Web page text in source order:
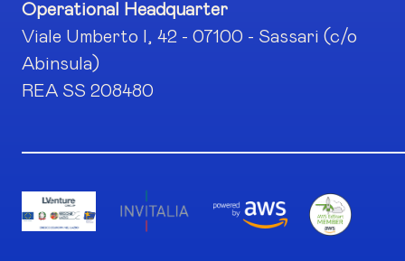
Operational Headquarter
Viale Umberto I, 42 - 07100 - Sassari (c/o
Abinsula)
REA SS 208480